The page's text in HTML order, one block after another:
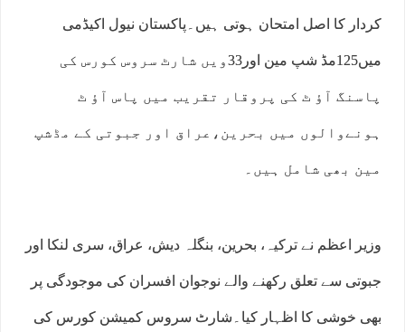
کردار کا اصل امتحان ہوتی ہیں۔پاکستان نیول اکیڈمی
میں125مڈ شپ مین اور33ویں شارٹ سروس کورس کی
پاسنگ آﺅ ٹ کی پروقار تقریب میں پاس آﺅ ٹ
ہونےوالوں میں بحرین،عراق اور جبوتی کے مڈشپ
مین بھی شامل ہیں۔
وزیر اعظم نے ترکیہ، بحرین، بنگلہ دیش، عراق، سری لنکا اور
جبوتی سے تعلق رکھنے والے نوجوان افسران کی موجودگی پر
بھی خوشی کا اظہار کیا۔شارٹ سروس کمیشن کورس کی